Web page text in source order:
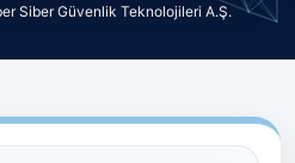
Siber Güvenlik Teknolojileri A.Ş.